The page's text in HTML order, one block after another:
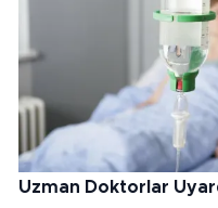
Uzman Doktorlar